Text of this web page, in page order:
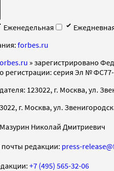
Еженедельная
forbes.ru
» зарегистрировано
регистрации: серия Эл № ФС77-
123022, г. Москва, ул.
г. Москва, ул.
Николай Дмитриевич
редакции: press-
+7 (495) 565-32-06